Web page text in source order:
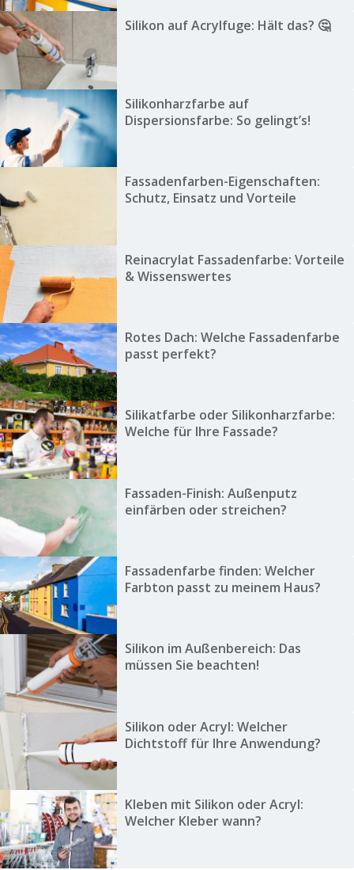
Silikon auf Acrylfuge: Hält das? 🤔
Silikonharzfarbe auf
Dispersionsfarbe: So gelingt’s!
Fassadenfarben-Eigenschaften:
Schutz, Einsatz und Vorteile
Reinacrylat Fassadenfarbe: Vorteile
& Wissenswertes
Rotes Dach: Welche Fassadenfarbe
passt perfekt?
Silikatfarbe oder Silikonharzfarbe:
Welche für Ihre Fassade?
Fassaden-Finish: Außenputz
einfärben oder streichen?
Fassadenfarbe finden: Welcher
Farbton passt zu meinem Haus?
Silikon im Außenbereich: Das
müssen Sie beachten!
Silikon oder Acryl: Welcher
Dichtstoff für Ihre Anwendung?
Kleben mit Silikon oder Acryl:
Welcher Kleber wann?